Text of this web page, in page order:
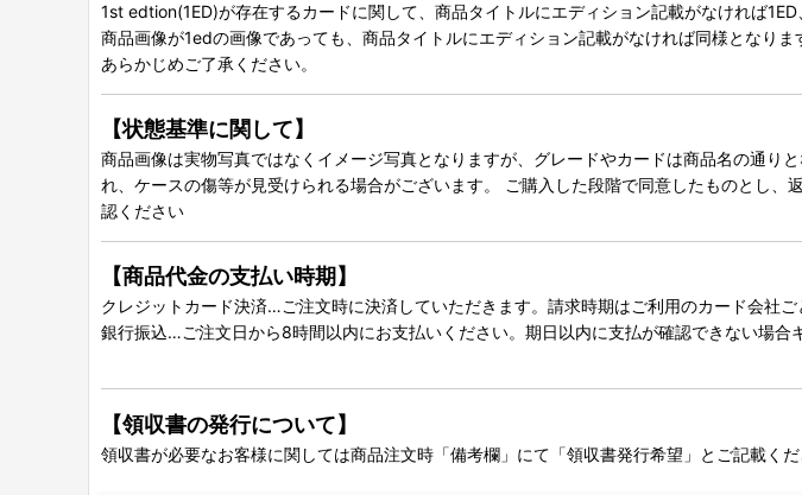
1st edtion(1ED)が存在するカードに関して、商品タイトルにエディション記載がなければ
商品画像が1edの画像であっても、商品タイトルにエディション記載がなければ同様となりま
あらかじめご了承ください。
【状態基準に関して】
商品画像は実物写真ではなくイメージ写真となりますが、グレードやカードは商品名の通り
れ、ケースの傷等が見受けられる場合がございます。 ご購入した段階で同意したものとし、
認ください
【商品代金の支払い時期】
クレジットカード決済…ご注文時に決済していただきます。請求時期はご利用のカード会社ご
銀行振込…ご注文日から8時間以内にお支払いください。期日以内に支払が確認できない場合
【領収書の発行について】
領収書が必要なお客様に関しては商品注文時「備考欄」にて「領収書発行希望」とご記載くだ